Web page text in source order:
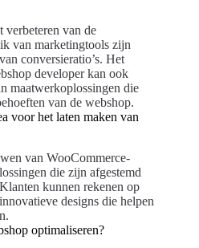
verbeteren van de
van marketingtools zijn
conversieratio’s. Het
developer kan ook
maatwerkoplossingen die
van de webshop.
voor het laten maken van
van WooCommerce-
die zijn afgestemd
kunnen rekenen op
designs die helpen
optimaliseren?